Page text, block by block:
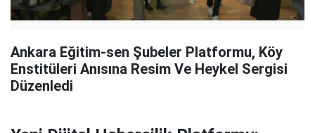
Ankara Eğitim-sen Şubeler Platformu, Köy
Enstitüleri Anısına Resim Ve Heykel Sergisi
Düzenledi